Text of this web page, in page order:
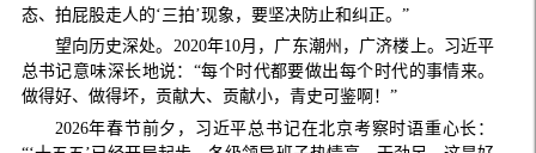
态、拍屁股走人的‘三拍’现象，要坚决防止和纠正。”
望向历史深处。2020年10月，广东潮州，广济楼上。习近平
总书记意味深长地说：“每个时代都要做出每个时代的事情来。
做得好、做得坏，贡献大、贡献小，青史可鉴啊！”
2026年春节前夕，习近平总书记在北京考察时语重心长：